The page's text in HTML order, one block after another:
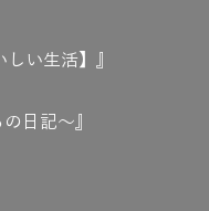
い生活】』
日記～』